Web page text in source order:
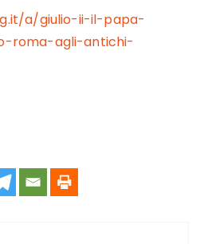
a/giulio-ii-il-papa-
roma-agli-antichi-